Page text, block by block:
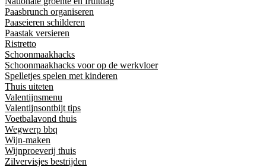
Paasbrunch organiseren
Paaseieren schilderen
Paastak versieren
Ristretto
Schoonmaakhacks
Schoonmaakhacks voor op de werkvloer
Spelletjes spelen met kinderen
Thuis uiteten
Valentijnsmenu
Valentijnsontbijt tips
Voetbalavond thuis
Wegwerp bbq
Wijn-maken
Wijnproeverij thuis
Zilvervisjes bestrijden